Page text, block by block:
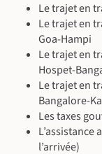
Le trajet en
Le trajet en
Goa-Hampi
Le trajet en
Hospet-
Le trajet en
Bangalore-
Les taxes
l’arrivée)